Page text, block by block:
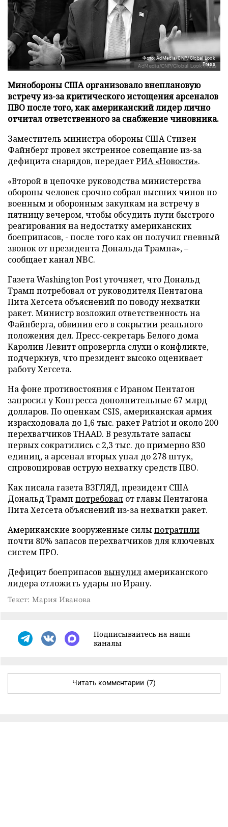
Фото: AdMedia/CNP/Global Look
Press
Минобороны США организовало внеплановую
встречу из-за критического истощения арсеналов
ПВО после того, как американский лидер лично
отчитал ответственного за снабжение чиновника.
Заместитель министра обороны США Стивен
Файнберг провел экстренное совещание из-за
дефицита снарядов, передаетРИА «Новости».
«Второй в цепочке руководства министерства
обороны человек срочно собрал высших чинов по
военным и оборонным закупкам на встречу в
пятницу вечером, чтобы обсудить пути быстрого
реагирования на недостатку американских
боеприпасов, - после того как он получил гневный
звонок от президента Дональда Трампа», –
сообщает канал NBC.
Газета Washington Post уточняет, что Дональд
Трамп потребовал от руководителя Пентагона
Пита Хегсета объяснений по поводу нехватки
ракет. Министр возложил ответственность на
Файнберга, обвинив его в сокрытии реального
положения дел. Пресс-секретарь Белого дома
Каролин Левитт опровергла слухи о конфликте,
подчеркнув, что президент высоко оценивает
работу Хегсета.
На фоне противостояния с Ираном Пентагон
запросил у Конгресса дополнительные 67 млрд
долларов. По оценкам CSIS, американская армия
израсходовала до 1,6 тыс. ракет Patriot и около 200
перехватчиков THAAD. В результате запасы
первых сократились с 2,3 тыс. до примерно 830
единиц, а арсенал вторых упал до 278 штук,
спровоцировав острую нехватку средств ПВО.
Как писала газета ВЗГЛЯД, президент США
Дональд Трамп потребовал от главы Пентагона
Пита Хегсета объяснений из-за нехватки ракет.
Американские вооруженные силыпотратили
почти 80% запасов перехватчиков для ключевых
систем ПРО.
Дефицит боеприпасов вынудил американского
лидера отложить удары по Ирану.
Текст: Мария Иванова
Подписывайтесь на наши
каналы
Читать комментарии (7)